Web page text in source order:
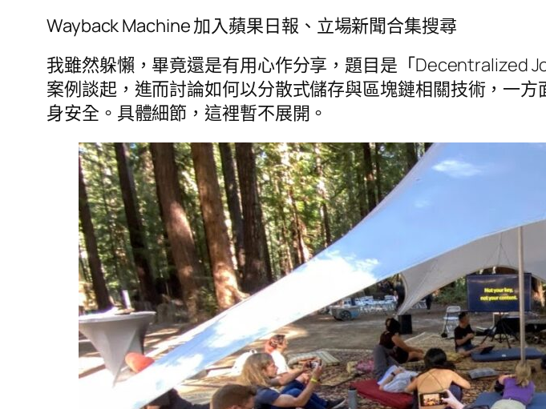
Wayback Machine 加入蘋果日報、立場新聞合集搜尋
我雖然躲懶，畢竟還是有用心作分享，題目是「Decentralized
案例談起，進而討論如何以分散式儲存與區塊鏈相關技術，一
身安全。具體細節，這裡暫不展開。